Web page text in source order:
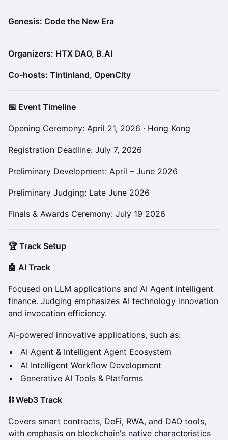
Genesis: Code the New Era
Organizers: HTX DAO, B.AI
Co-hosts: Tintinland, OpenCity
📅 Event Timeline
Opening Ceremony: April 21, 2026 · Hong Kong
Registration Deadline: July 7, 2026
Preliminary Development: April – June 2026
Preliminary Judging: Late June 2026
Finals & Awards Ceremony: July 19 2026
🏆 Track Setup
🤖 AI Track
Focused on LLM applications and AI Agent intelligent
finance. Judging emphasizes AI technology innovation
and invocation efficiency.
AI-powered innovative applications, such as:
AI Agent & Intelligent Agent Ecosystem
AI Intelligent Workflow Development
Generative AI Tools & Platforms
⛓️ Web3 Track
Covers smart contracts, DeFi, RWA, and DAO tools,
with emphasis on blockchain's native characteristics